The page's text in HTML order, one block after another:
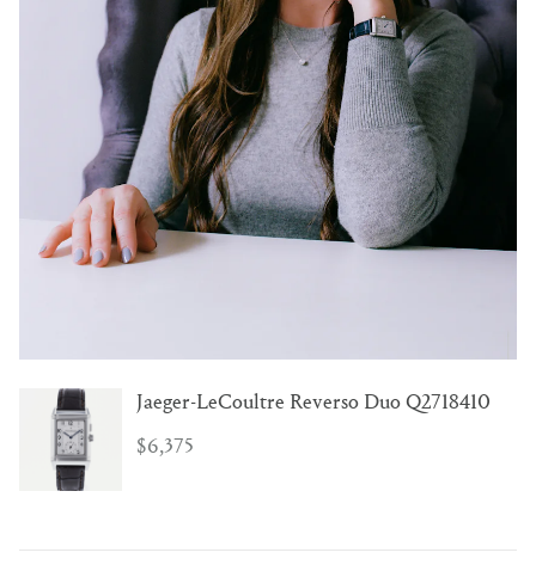
Jaeger-LeCoultre Reverso Duo Q2718410
$6,375